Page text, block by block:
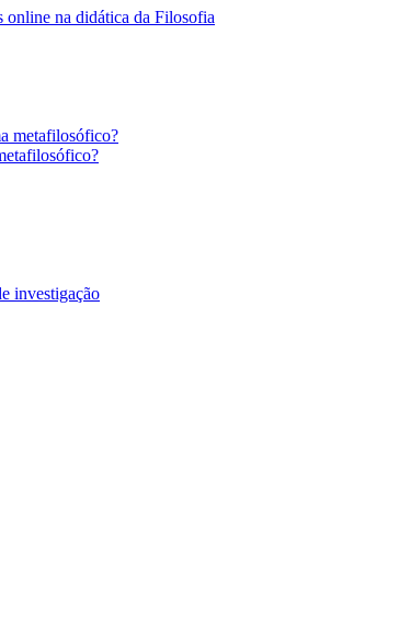
online na didática da Filosofia
metafilosófico?
investigação